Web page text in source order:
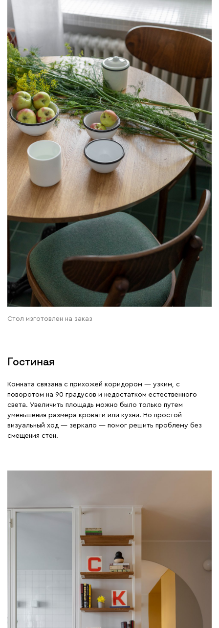
Стол изготовлен на заказ
Гостиная
Комната связана с прихожей коридором — узким, с
поворотом на 90 градусов и недостатком естественного
света. Увеличить площадь можно было только путем
уменьшения размера кровати или кухни. Но простой
визуальный ход — зеркало — помог решить проблему без
смещения стен.